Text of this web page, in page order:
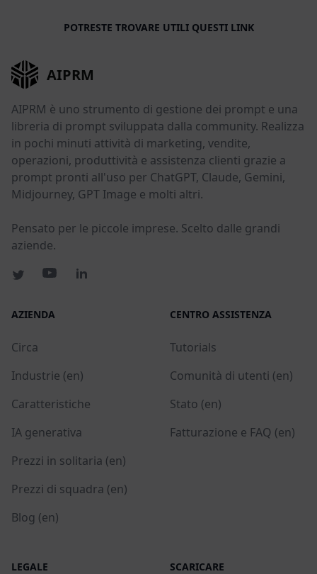
POTRESTE TROVARE UTILI QUESTI LINK
AIPRM
AIPRM è uno strumento di gestione dei prompt e una
libreria di prompt sviluppata dalla community. Realizza
in pochi minuti attività di marketing, vendite,
operazioni, produttività e assistenza clienti grazie a
prompt pronti all'uso per ChatGPT, Claude, Gemini,
Midjourney, GPT Image e molti altri.
Pensato per le piccole imprese. Scelto dalle grandi
aziende.
AZIENDA
Circa
Industrie (en)
Caratteristiche
IA generativa
Prezzi in solitaria (en)
Prezzi di squadra (en)
Blog (en)
CENTRO ASSISTENZA
Tutorials
Comunità di utenti (en)
Stato (en)
Fatturazione e FAQ (en)
LEGALE SCARICARE